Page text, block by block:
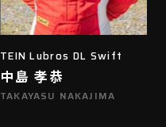
TEIN Lubros DL Swift
中島 孝恭
TAKAYASU NAKAJIMA